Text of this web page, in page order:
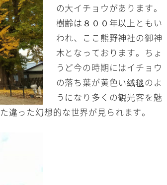
の大イチョウがあります。
樹齢は８００年以上ともい
われ、ここ熊野神社の御神
木となっております。ちょ
うど今の時期にはイチョウ
の落ち葉が黄色い絨毯のよ
うになり多くの観光客を魅
った幻想的な世界が見られます。